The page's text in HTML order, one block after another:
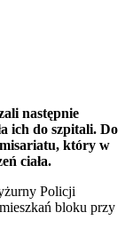
następnie
ich do szpitali. Do
który w
ciała.
Policji
bloku przy